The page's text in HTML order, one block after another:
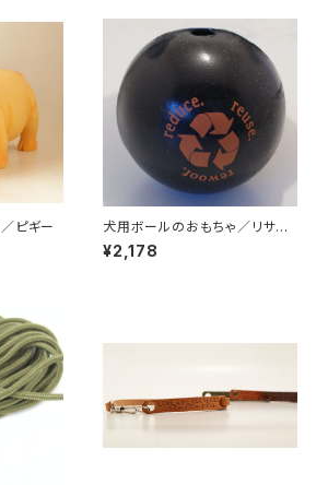
ピギー
犬用ボールのおもちゃ／リサイ
クルボール
¥2,178